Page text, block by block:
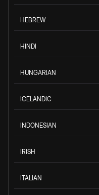
HEBREW
HINDI
HUNGARIAN
ICELANDIC
INDONESIAN
IRISH
ITALIAN